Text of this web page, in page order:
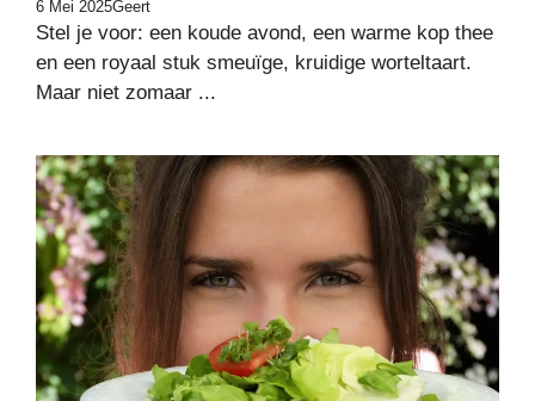
6 Mei 2025Geert
Stel je voor: een koude avond, een warme kop thee
en een royaal stuk smeuïge, kruidige worteltaart.
Maar niet zomaar ...